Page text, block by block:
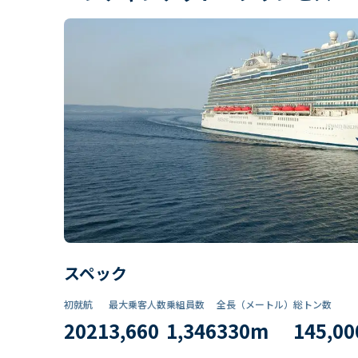
スペック
初就航
2021
最大乗客人数
3,660
乗組員数​
1,346
全長（メートル）
330m
総トン数​